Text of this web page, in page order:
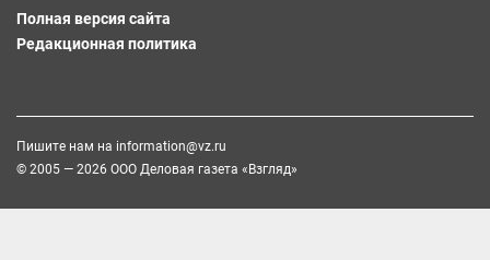
Полная версия сайта
Редакционная политика
Пишите нам на information@vz.ru
© 2005 — 2026 ООО Деловая газета «Взгляд»